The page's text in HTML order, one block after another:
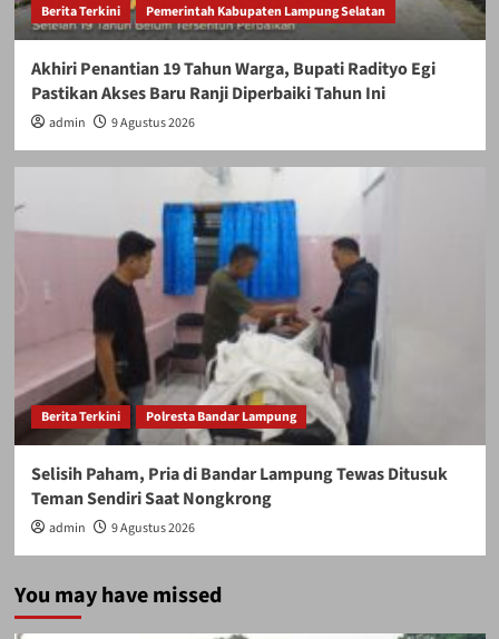
Berita Terkini Pemerintah Kabupaten Lampung Selatan
Akhiri Penantian 19 Tahun Warga, Bupati Radityo Egi
Pastikan Akses Baru Ranji Diperbaiki Tahun Ini
admin 9 Agustus 2026
Berita Terkini Polresta Bandar Lampung
Selisih Paham, Pria di Bandar Lampung Tewas Ditusuk
Teman Sendiri Saat Nongkrong
admin 9 Agustus 2026
You may have missed